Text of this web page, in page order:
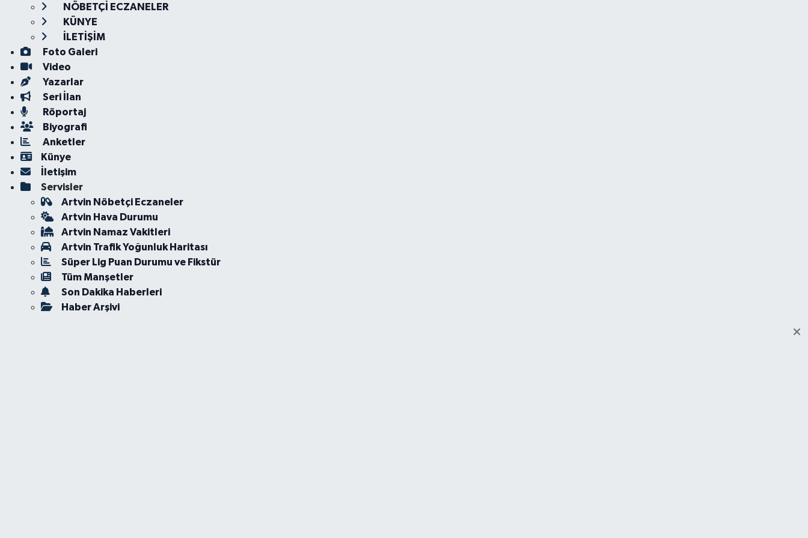
NÖBETÇİ ECZANELER
KÜNYE
İLETİŞİM
Foto Galeri
Video
Yazarlar
Seri İlan
Röportaj
Biyografi
Anketler
Künye
İletişim
Servisler
Artvin Nöbetçi Eczaneler
Artvin Hava Durumu
Artvin Namaz Vakitleri
Artvin Trafik Yoğunluk Haritası
Süper Lig Puan Durumu ve Fikstür
Tüm Manşetler
Son Dakika Haberleri
Haber Arşivi